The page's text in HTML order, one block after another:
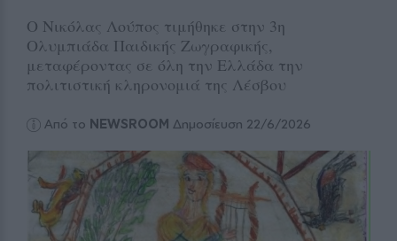
Ο Νικόλας Λούπος τιμήθηκε στην 3η
Ολυμπιάδα Παιδικής Ζωγραφικής,
μεταφέροντας σε όλη την Ελλάδα την
πολιτιστική κληρονομιά της Λέσβου
Από το NEWSROOM Δημοσίευση 22/6/2026